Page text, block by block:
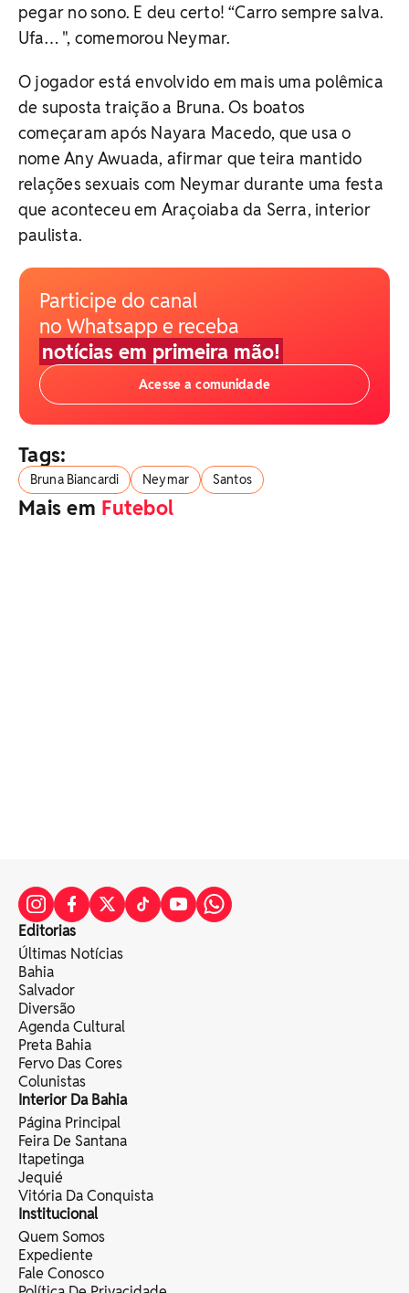
pegar no sono. E deu certo! “Carro sempre salva.
Ufa… ", comemorou Neymar.
O jogador está envolvido em mais uma polêmica
de suposta traição a Bruna. Os boatos
começaram após Nayara Macedo, que usa o
nome Any Awuada, afirmar que teira mantido
relações sexuais com Neymar durante uma festa
que aconteceu em Araçoiaba da Serra, interior
paulista.
Participe do canal
no Whatsapp e receba
notícias em primeira mão!
Acesse a comunidade
Tags:
Bruna Biancardi Neymar Santos
Mais em Futebol
Editorias
Últimas Notícias
Bahia
Salvador
Diversão
Agenda Cultural
Preta Bahia
Fervo Das Cores
Colunistas
Interior Da Bahia
Página Principal
Feira De Santana
Itapetinga
Jequié
Vitória Da Conquista
Institucional
Quem Somos
Expediente
Fale Conosco